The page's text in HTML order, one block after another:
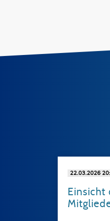
22.03.2026
Einsicht